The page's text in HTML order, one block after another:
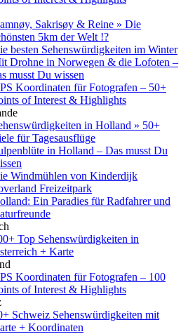
Sakrisøy & Reine » Die
5km der Welt !?
besten Sehenswürdigkeiten im Winter
Drohne in Norwegen & die Lofoten –
musst Du wissen
Koordinaten für Fotografen – 50+
of Interest & Highlights
in Holland » 50+
für Tagesausflüge
in Holland – Das musst Du
Windmühlen von Kinderdijk
Freizeitpark
Ein Paradies für Radfahrer und
Top Sehenswürdigkeiten in
+ Karte
Koordinaten für Fotografen – 100
of Interest & Highlights
Schweiz Sehenswürdigkeiten mit
+ Koordinaten